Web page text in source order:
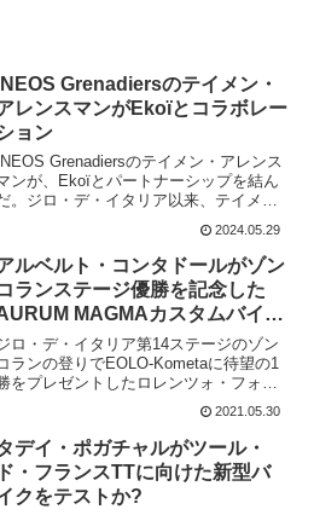
INEOS Grenadiersのテイメン・
レンスマンがEkoïとコラボレー
ョン
INEOS Grenadiersのテイメン・アレンス
ンが、Ekoïとパートナーシップを結ん
。ジロ・デ・イタリア以来、テイメ
ン・アレンスマンはフランスのサイクリ
ング・ブランドEkoïのシューズを履いて
る。Ekoïとパートナーシップ IN...
2024.05.29
ルベルト・コンタドールがゾン
ランステージ優勝を記念した
MAGMAカスタムバイク
作成
ロ・デ・イタリア第14ステージのゾン
ランの登りでEOLO-Kometaに待望の1
をプレゼントしたロレンツォ・フォル
トゥナート。EOLO-Kometaにとって、今
シーズンの1勝目であり、当然ワールドツ
アーでも初勝利。アルベルト・コンタ
...
2021.05.30
デイ・ポガチャルがツール・
ド・フランスTTに向けた新型バ
クをテストか?